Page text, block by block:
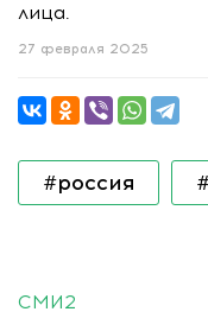
лица.
27 февраля 2025
#россия
СМИ2